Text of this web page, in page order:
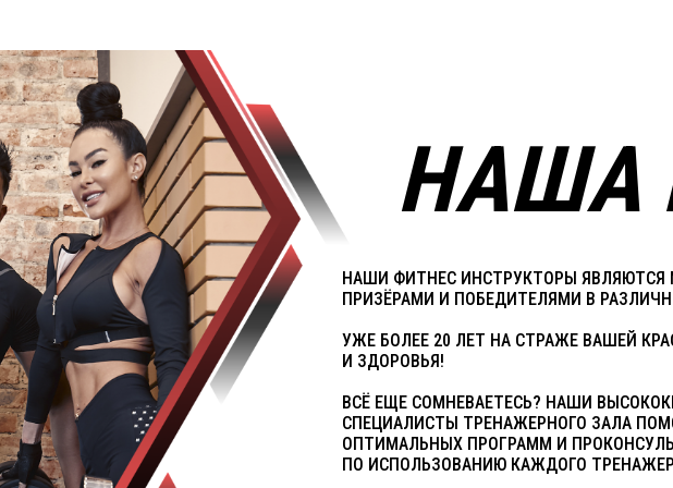
НАША
НАШИ ФИТНЕС ИНСТРУКТОРЫ
ПРИЗЁРАМИ И ПОБЕДИТЕЛЯМИ В
УЖЕ БОЛЕЕ 20 ЛЕТ НА СТРАЖЕ ВАШЕЙ
И ЗДОРОВЬЯ!
ВСЁ ЕЩЕ СОМНЕВАЕТЕСЬ? НАШИ
СПЕЦИАЛИСТЫ ТРЕНАЖЕРНОГО ЗАЛА
ОПТИМАЛЬНЫХ ПРОГРАММ И
ПО ИСПОЛЬЗОВАНИЮ КАЖДОГО